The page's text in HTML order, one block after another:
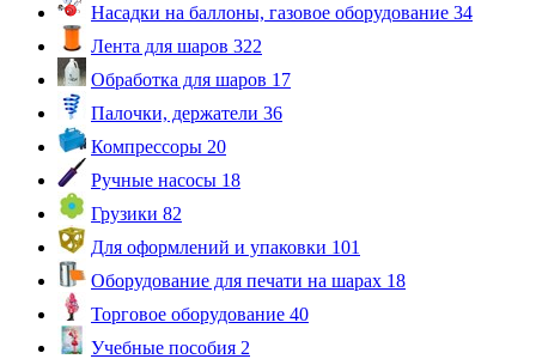
Насадки на баллоны, газовое оборудование 34
Лента для шаров 322
Обработка для шаров 17
Палочки, держатели 36
Компрессоры 20
Ручные насосы 18
Грузики 82
Для оформлений и упаковки 101
Оборудование для печати на шарах 18
Торговое оборудование 40
Учебные пособия 2